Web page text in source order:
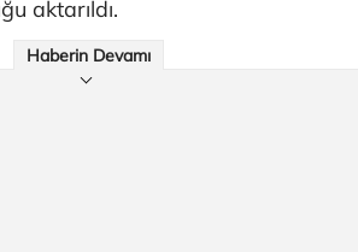
aktarıldı.
Haberin Devamı